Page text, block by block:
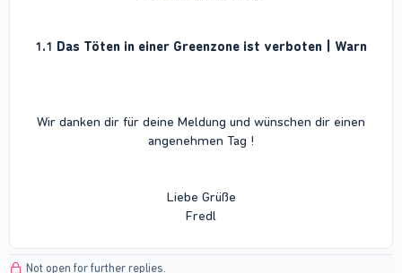
1.1 Das Töten in einer Greenzone ist verboten | Warn
Wir danken dir für deine Meldung und wünschen dir einen
angenehmen Tag !
Liebe Grüße
Fredl​
Not open for further replies.